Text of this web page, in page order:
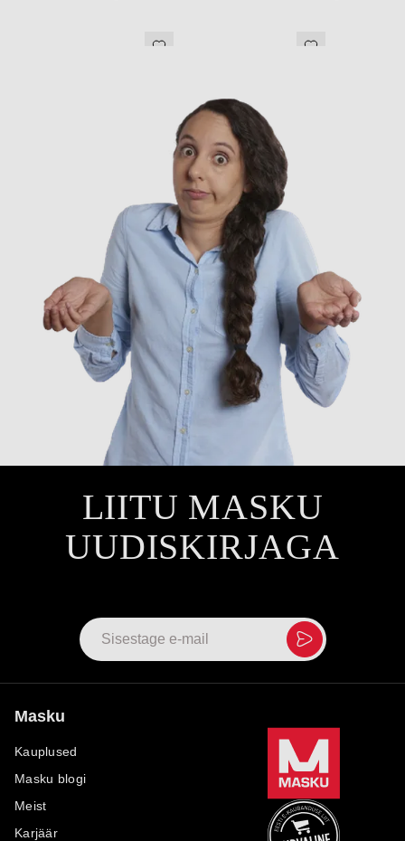
LIITU MASKU
UUDISKIRJAGA
Masku
Kauplused
Masku blogi
Meist
Karjäär